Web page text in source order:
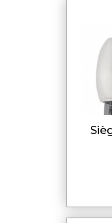
siège SIROCCO pliable